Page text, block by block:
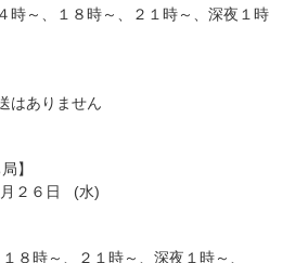
時～、１８時～、２１時～、深夜１時
はありません
】
２６日 (水)
８時～、２１時～、深夜１時～、